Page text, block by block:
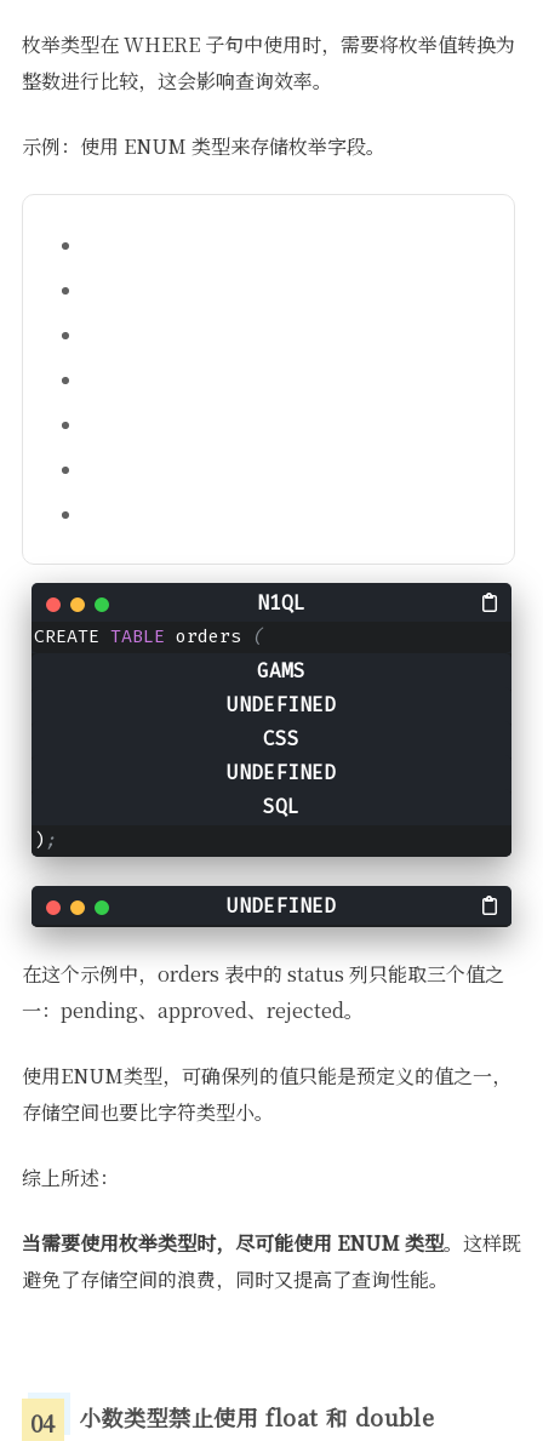
枚举类型在 WHERE 子句中使用时，需要将枚举值转换为
整数进行比较，这会影响查询效率。
示例：使用 ENUM 类型来存储枚举字段。
CREATE TABLE orders
(
PRIMARY KEY,
'pending', 'approved'
NOT NULL
DATE NOT NULL
,2) NOT NULL
) ;
在这个示例中，orders 表中的 status 列只能取三个值之
一：pending、approved、rejected。
使用ENUM类型，可确保列的值只能是预定义的值之一，
存储空间也要比字符类型小。
综上所述：
当需要使用枚举类型时，尽可能使用 ENUM 类型。这样既
避免了存储空间的浪费，同时又提高了查询性能。
04 小数类型禁止使用 float 和 double